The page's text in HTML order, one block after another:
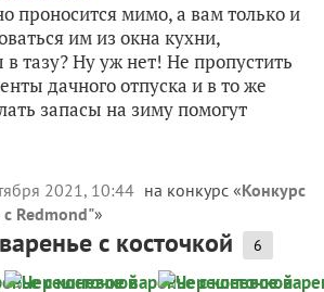
проносится мимо, а вам только и
им из окна кухни,
тазу? Ну уж нет! Не пропустить
дачного отпуска и в то же
запасы на зиму помогут
2021, 10:44 на конкурс «Конкурс
Redmond"»
с косточкой 6